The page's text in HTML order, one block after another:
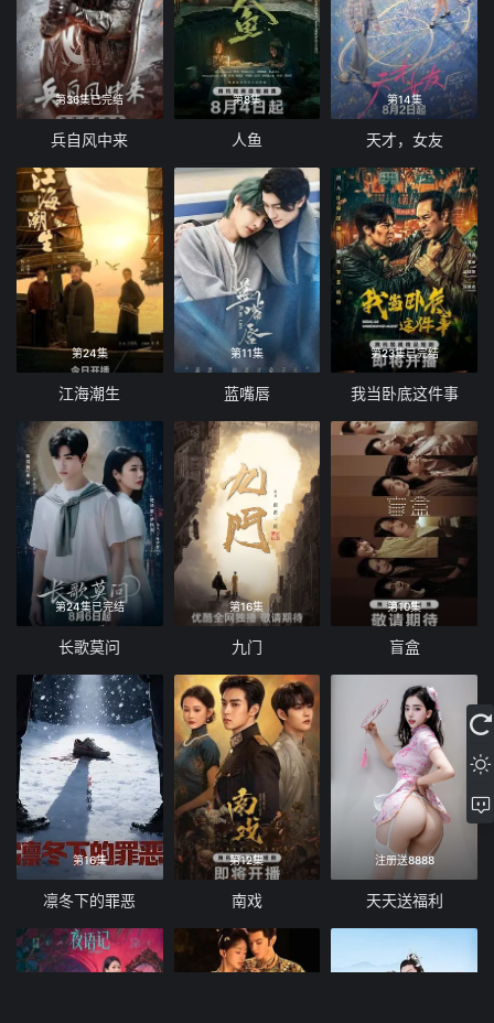
第36集已完结
兵自风中来
第8集
人鱼
第14集
天才，女友
第24集
江海潮生
第11集
蓝嘴唇
第23集已完结
我当卧底这件事
第24集已完结
长歌莫问
第16集
九门
第10集
盲盒
第16集
凛冬下的罪恶
第12集
南戏
注册送8888
天天送福利